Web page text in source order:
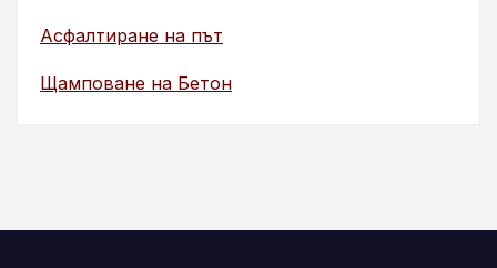
Асфалтиране на път
Щамповане на Бетон